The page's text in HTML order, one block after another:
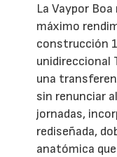
La Vaypor
máximo
construcción
unidireccional
una
sin renunciar
jornadas,
rediseñada,
anatómica